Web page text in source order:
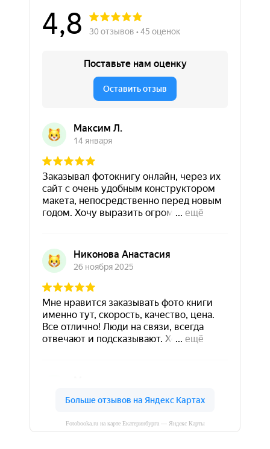
Fotobooka.ru на карте Екатеринбурга — Яндекс Карты